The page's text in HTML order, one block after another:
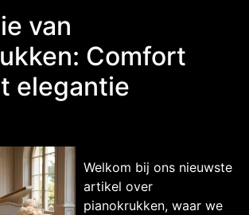
van
Comfort
elegantie
Welkom bij ons nieuwste
artikel over
pianokrukken, waar we